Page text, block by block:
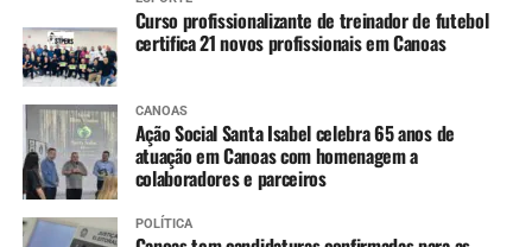
Curso profissionalizante de treinador de futebol
certifica 21 novos profissionais em Canoas
CANOAS
Ação Social Santa Isabel celebra 65 anos de
atuação em Canoas com homenagem a
colaboradores e parceiros
POLÍTICA